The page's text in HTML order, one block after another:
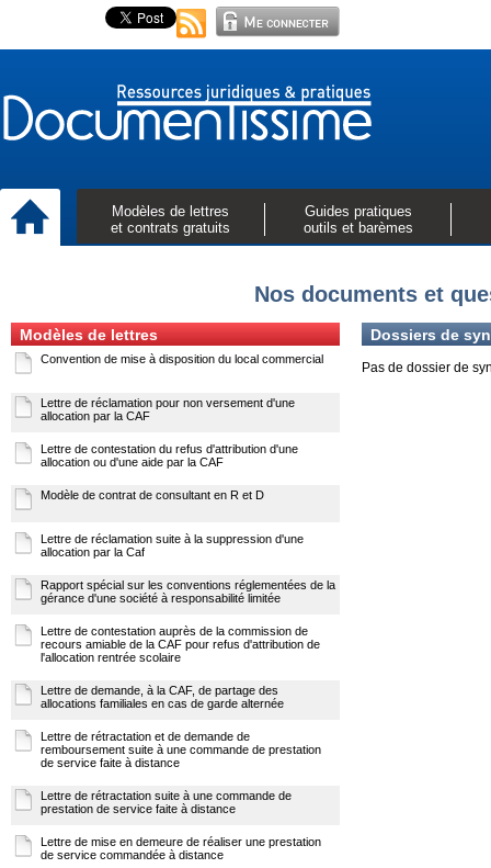
Modèles de lettres
et contrats gratuits
Guides pratiques
outils et barèmes
Nos documents et
Modèles de lettres
Convention de mise à disposition du local commercial
Lettre de réclamation pour non versement d'une
allocation par la CAF
Lettre de contestation du refus d'attribution d'une
allocation ou d'une aide par la CAF
Modèle de contrat de consultant en R et D
Lettre de réclamation suite à la suppression d'une
allocation par la Caf
Rapport spécial sur les conventions réglementées de la
gérance d'une société à responsabilité limitée
Lettre de contestation auprès de la commission de
recours amiable de la CAF pour refus d'attribution de
l'allocation rentrée scolaire
Lettre de demande, à la CAF, de partage des
allocations familiales en cas de garde alternée
Lettre de rétractation et de demande de
remboursement suite à une commande de prestation
de service faite à distance
Lettre de rétractation suite à une commande de
prestation de service faite à distance
Lettre de mise en demeure de réaliser une prestation
de service commandée à distance
Dossiers de
Pas de dossier de